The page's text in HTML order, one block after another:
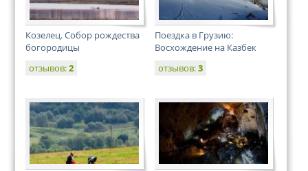
Козелец. Собор рождества
богородицы
отзывов:2
Поездка в Грузию:
Восхождение на Казбек
отзывов:3